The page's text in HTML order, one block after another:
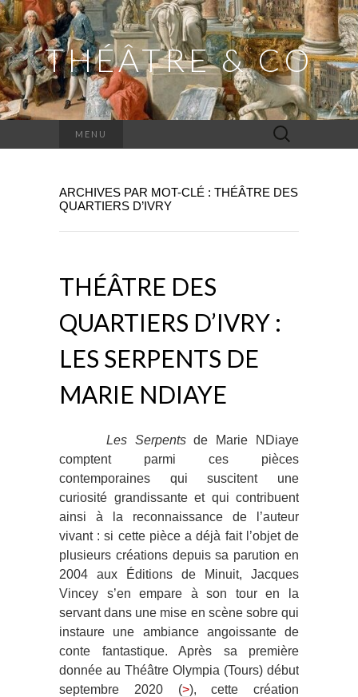
THÉÂTRE & CO
MENU Rechercher :
ARCHIVES PAR MOT-CLÉ : THÉÂTRE DES
QUARTIERS D’IVRY
THÉÂTRE DES
QUARTIERS D’IVRY :
LES SERPENTS DE
MARIE NDIAYE
Les Serpentsde Marie NDiaye
comptent parmi ces pièces
contemporaines qui suscitent une
curiosité grandissante et qui contribuent
ainsi à la reconnaissance de l’auteur
vivant : si cette pièce a déjà fait l’objet de
plusieurs créations depuis sa parution en
2004 aux Éditions de Minuit, Jacques
Vincey s’en empare à son tour en la
servant dans une mise en scène sobre qui
instaure une ambiance angoissante de
conte fantastique. Après sa première
donnée au Théâtre Olympia (Tours) début
septembre 2020 (>), cette création